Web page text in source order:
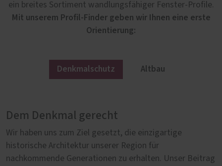
ein breites Sortiment wandlungsfähiger Fenster-Profile.
Mit unserem Profil-Finder geben wir Ihnen eine erste
Orientierung:
Denkmalschutz Altbau
Dem Denkmal gerecht
Wir haben uns zum Ziel gesetzt, die einzigartige
historische Architektur unserer Region für
nachkommende Generationen zu erhalten. Unser Beitrag
Im Altbau authentisch
Nicht jeder Altbau steht automatisch unter
Denkmalschutz. Aber lohnt es sich deshalb eine
historische Fassade mit unpassenden Fenstern zu